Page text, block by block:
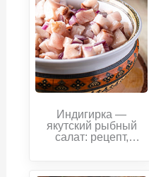
Индигирка —
якутский рыбный
салат: рецепт,